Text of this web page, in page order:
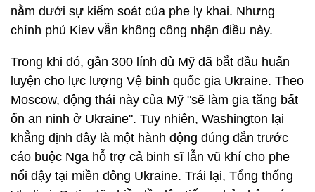
nằm dưới sự kiểm soát của phe ly khai. Nhưng
chính phủ Kiev vẫn không công nhận điều này.
Trong khi đó, gần 300 lính dù Mỹ đã bắt đầu huấn
luyện cho lực lượng Vệ binh quốc gia Ukraine. Theo
Moscow, động thái này của Mỹ "sẽ làm gia tăng bất
ổn an ninh ở Ukraine". Tuy nhiên, Washington lại
khẳng định đây là một hành động đúng đắn trước
cáo buộc Nga hỗ trợ cả binh sĩ lẫn vũ khí cho phe
nổi dậy tại miền đông Ukraine. Trái lại, Tổng thống